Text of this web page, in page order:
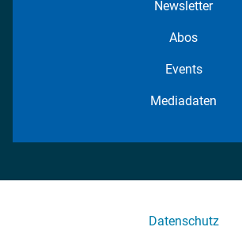
Newsletter
Abos
Events
Mediadaten
Datenschutz